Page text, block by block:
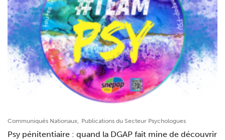
Communiqués Nationaux, Publications du Secteur Psychologues
Psy pénitentiaire : quand la DGAP fait mine de découvrir